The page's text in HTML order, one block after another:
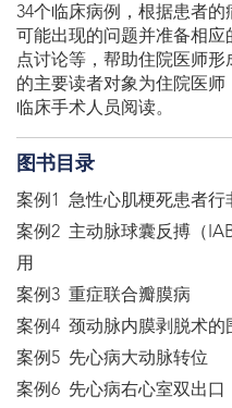
34个临床病例，根据患者
可能出现的问题并准备相
点讨论等，帮助住院医师
的主要读者对象为住院医
临床手术人员阅读。
图书目录
案例1 急性心肌梗死患者行
案例2 主动脉球囊反搏（
用
案例3 重症联合瓣膜病
案例4 颈动脉内膜剥脱术的
案例5 先心病大动脉转位
案例6 先心病右心室双出口